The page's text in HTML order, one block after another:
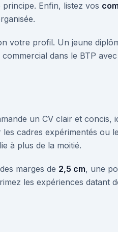
principe. Enfin, listez vos
votre profil. Un jeune
commercial dans le BTP
un CV clair et concis,
cadres expérimentés ou
à plus de la moitié.
marges de 2,5 cm, une
les expériences datant